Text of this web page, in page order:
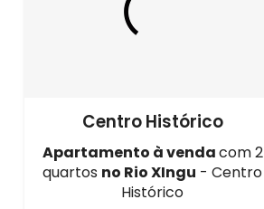
Centro Histórico
Apartamento à vendacom 2
quartos no Rio XIngu - Centro
Histórico